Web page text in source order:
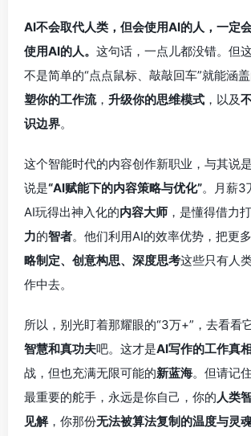
AI不会取代人类，但会使用AI的人，一定
使用AI的人。 这句话，一点儿都没错。但
不是简单的“点点鼠标、敲敲回车”就能涵
塑你的工作流， 升级你的思维模式 ，以及
识边界。
这个智能时代的内容创作新职业，与其说
说是“AI赋能下的内容策略与优化”。月薪3
AI玩得出神入化的内容大师 ，是懂得借力打
力的智者。他们利用AI的效率优势，把更
略制定、创意构思、深度思考这些只有人
作中去。
所以，别光盯着那耀眼的“3万+”，去看看
智慧和真功夫吧。这才是AI写作的工作真
战，但也充满无限可能的新蓝海。但请记
最重要的舵手，永远是你自己，你的 人类
见解，你那份无法被算法复制的温度与灵